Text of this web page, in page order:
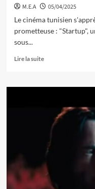
M.E.A
05/04/2025
Le cinéma tunisien
prometteuse : "Startup",
sous...
Lire la suite